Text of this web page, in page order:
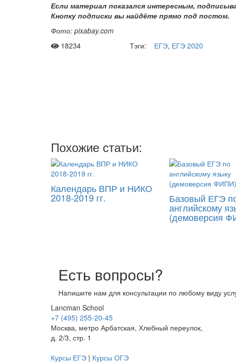
Если материал показался интересным,
Кнопку подписки вы найдёте прямо под постом.
Фото: pixabay.com
18234
Тэги: ЕГЭ, ЕГЭ 2020
Похожие статьи:
Календарь ВПР и НИКО
2018-2019 гг. Базовый ЕГЭ
английскому
(демоверсия
Есть вопросы?
Напишите нам для консультации по любому виду
Lancman School
+7 (495) 255-20-45
Москва, метро Арбатская, Хлебный переулок,
д. 2/3, стр. 1
Курсы ЕГЭ | Курсы ОГЭ